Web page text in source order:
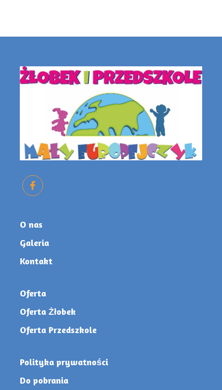
O nas
Galeria
Kontakt
Oferta
Oferta Żłobek
Oferta Przedszkole
Polityka prywatności
Do pobrania